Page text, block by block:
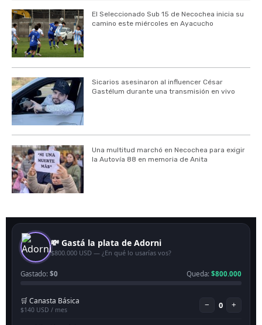
El Seleccionado Sub 15 de Necochea inicia su
camino este miércoles en Ayacucho
Sicarios asesinaron al influencer César
Gastélum durante una transmisión en vivo
Una multitud marchó en Necochea para exigir
la Autovía 88 en memoria de Anita